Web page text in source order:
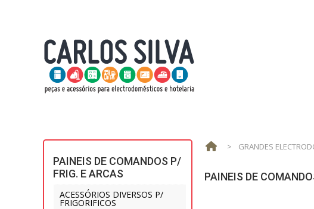
PAINEIS DE COMANDOS P/
FRIG. E ARCAS
ACESSÓRIOS DIVERSOS P/
FRIGORIFICOS
> GRANDES
PAINEIS DE